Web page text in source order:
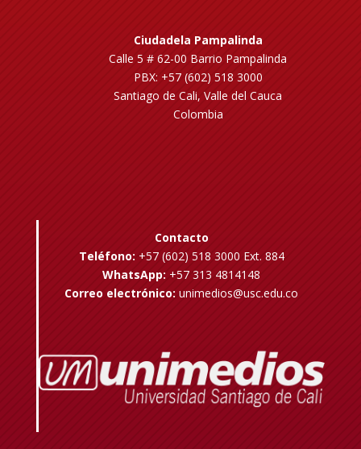
Ciudadela Pampalinda
Calle 5 # 62-00 Barrio Pampalinda
PBX: +57 (602) 518 3000
Santiago de Cali, Valle del Cauca
Colombia
Contacto
Teléfono: +57 (602) 518 3000 Ext. 884
WhatsApp: +57 313 4814148
Correo electrónico: unimedios@usc.edu.co